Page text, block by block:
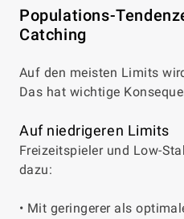
Populations-
Catching
Auf den meisten Limits
Das hat wichtige
Auf niedrigeren Limits
Freizeitspieler und Low-
dazu:
• Mit geringerer als